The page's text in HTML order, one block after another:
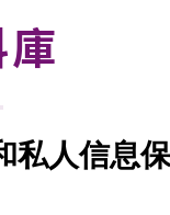
庫
私人信息保